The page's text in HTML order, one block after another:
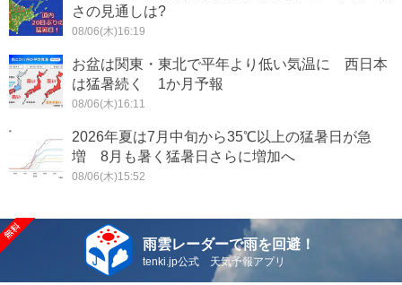
さの見通しは?
08/06(木)16:19
お盆は関東・東北で平年より低い気温に 西日本
は猛暑続く 1か月予報
08/06(木)16:11
2026年夏は7月中旬から35℃以上の猛暑日が急
増 8月も暑く猛暑日さらに増加へ
08/06(木)15:52
雨雲レーダーで雨を回避！
tenki.jp公式 天気予報アプリ